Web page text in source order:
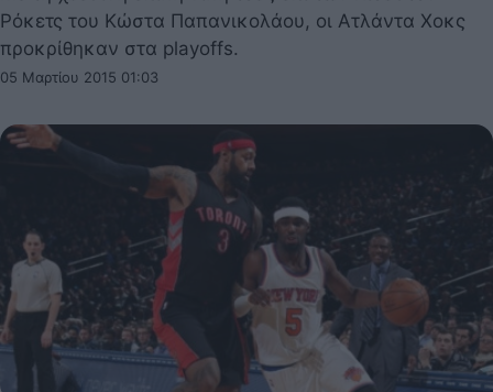
Ρόκετς του Κώστα Παπανικολάου, οι Ατλάντα Χοκς
προκρίθηκαν στα playoffs.
05 Μαρτίου 2015 01:03